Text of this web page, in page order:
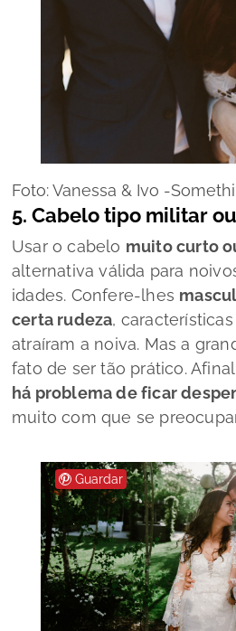
Foto: Vanessa & Ivo -
5. Cabelo tipo militar
Usar o cabelo muito curto
alternativa válida para
idades. Confere-lhes
certa rudeza,
atraíram a noiva. Mas a
fato de ser tão prático.
há problema de ficar
muito com que se
Guardar